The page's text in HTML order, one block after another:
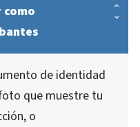
de identidad
que muestre tu
o